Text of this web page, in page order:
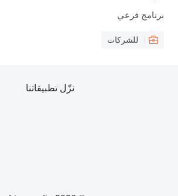
برنامج فرعي
للشركات
نزّل تطبيقاتنا